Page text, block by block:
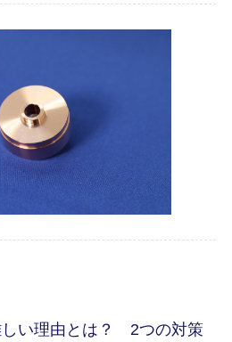
しい理由とは？ 2つの対策